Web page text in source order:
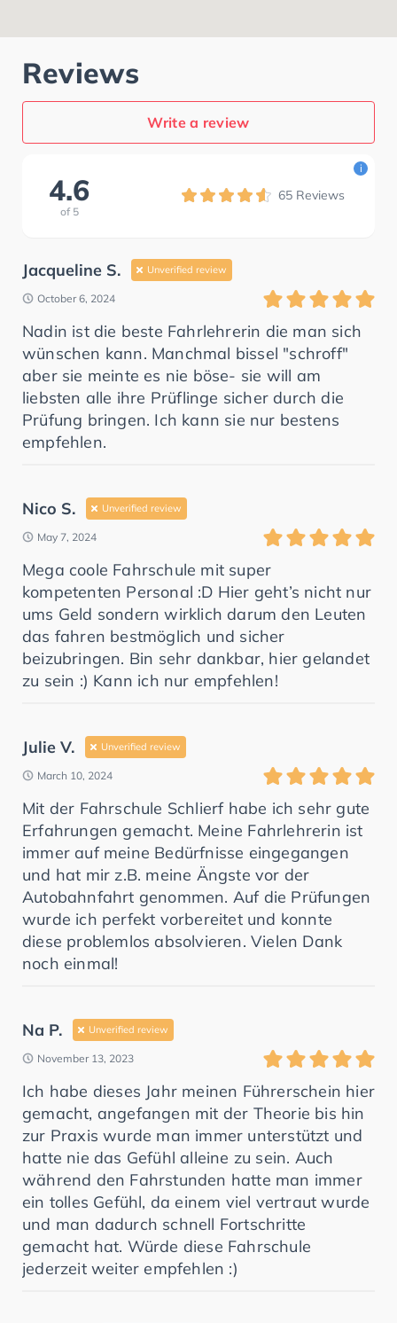
Reviews
Write a review
4.6
of 5
65 Reviews
i
Jacqueline S. Unverified review
October 6, 2024
Nadin ist die beste Fahrlehrerin die man sich
wünschen kann. Manchmal bissel "schroff"
aber sie meinte es nie böse- sie will am
liebsten alle ihre Prüflinge sicher durch die
Prüfung bringen. Ich kann sie nur bestens
empfehlen.
Nico S. Unverified review
May 7, 2024
Mega coole Fahrschule mit super
kompetenten Personal :D Hier geht’s nicht nur
ums Geld sondern wirklich darum den Leuten
das fahren bestmöglich und sicher
beizubringen. Bin sehr dankbar, hier gelandet
zu sein :) Kann ich nur empfehlen!
Julie V. Unverified review
March 10, 2024
Mit der Fahrschule Schlierf habe ich sehr gute
Erfahrungen gemacht. Meine Fahrlehrerin ist
immer auf meine Bedürfnisse eingegangen
und hat mir z.B. meine Ängste vor der
Autobahnfahrt genommen. Auf die Prüfungen
wurde ich perfekt vorbereitet und konnte
diese problemlos absolvieren. Vielen Dank
noch einmal!
Na P. Unverified review
November 13, 2023
Ich habe dieses Jahr meinen Führerschein hier
gemacht, angefangen mit der Theorie bis hin
zur Praxis wurde man immer unterstützt und
hatte nie das Gefühl alleine zu sein. Auch
während den Fahrstunden hatte man immer
ein tolles Gefühl, da einem viel vertraut wurde
und man dadurch schnell Fortschritte
gemacht hat. Würde diese Fahrschule
jederzeit weiter empfehlen :)